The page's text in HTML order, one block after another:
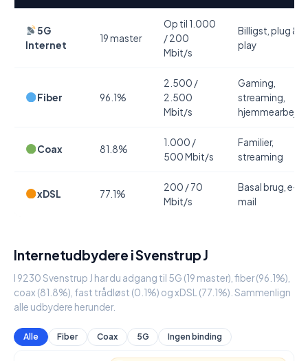
5G
Internet
19 master
Op til 1.000
/ 200
Mbit/s
Billigst, plug &
play
Fiber 96.1%
2.500 /
2.500
Mbit/s
Gaming,
streaming,
hjemmearbejde
Coax 81.8%
1.000 /
500 Mbit/s
Familier,
streaming
xDSL 77.1%
200 / 70
Mbit/s
Basal brug, e-
mail
Internetudbydere i Svenstrup J
I 9230 Svenstrup J har du adgang til 5G (19 master), fiber (96.1%),
coax (81.8%), fast trådløst (0.1%) og xDSL (77.1%). Sammenlign
alle udbydere herunder.
Alle Fiber Coax 5G Ingen binding